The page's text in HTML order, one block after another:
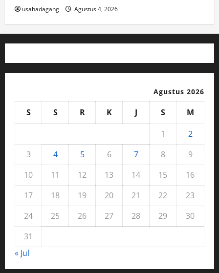
usahadagang Agustus 4, 2026
Agustus 2026
S S R K J S
M
1
2
3
4 5 6 7 8
9
10
11 12 13 14 15
16
17
18 19 20 21 22
23
24
25 26 27 28 29
30
31
« Jul